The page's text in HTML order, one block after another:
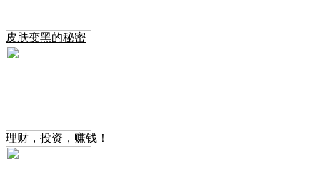
皮肤变黑的秘密
理财，投资，赚钱！